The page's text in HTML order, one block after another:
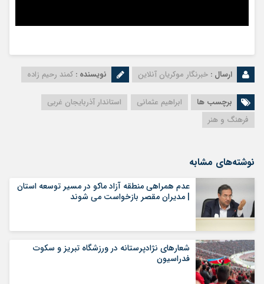
ارسال : خبرنگار موکریان آنلاین نویسنده : کمند رحیم زاده
برچسب ها ابراهیم عثمانی
استاندار آذربایجان غربی
فرهنگ و هنر
نوشته‌های مشابه
عدم همراهی منطقه آزاد ماکو در مسیر توسعه استان
| مدیران مقصر بازخواست می شوند
شعارهای نژادپرستانه در ورزشگاه تبریز و سکوت
فدراسیون